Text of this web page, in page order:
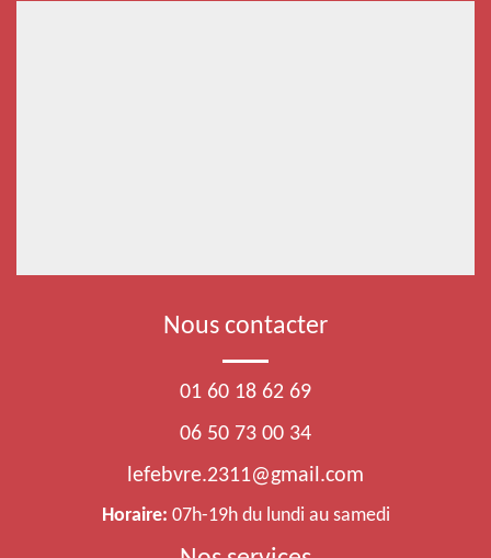
Nous contacter
01 60 18 62 69
06 50 73 00 34
lefebvre.2311@gmail.com
Horaire: 07h-19h du lundi au samedi